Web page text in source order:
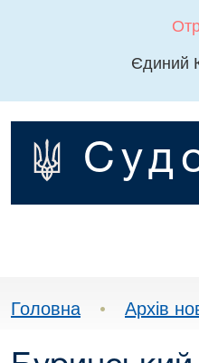
Єдиний
Головна • Архів